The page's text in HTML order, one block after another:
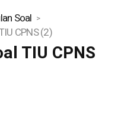
Soal
CPNS (2)
TIU CPNS